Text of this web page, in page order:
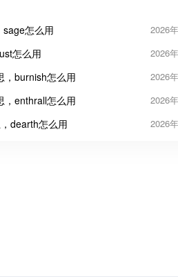
怎么用 2026
怎么用 2026
，burnish怎么用 2026
，enthrall怎么用 2026
dearth怎么用 2026